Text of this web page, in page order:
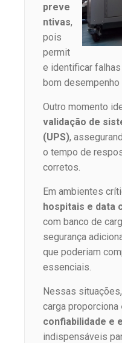
preve
ntivas,
pois
permit
e identificar
bom desempenho
Outro momento
validação de
(UPS),
o tempo de
corretos.
Em ambientes
hospitais e data
com banco de
segurança
que poderiam
essenciais.
Nessas
carga proporciona
confiabilidade e
indispensáveis